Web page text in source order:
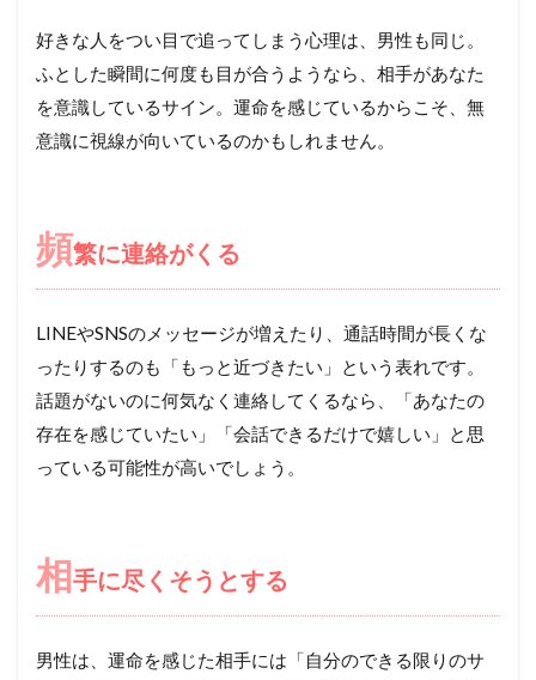
好きな人をつい目で追ってしまう心理は、男性も同じ。
ふとした瞬間に何度も目が合うようなら、相手があなた
を意識しているサイン。運命を感じているからこそ、無
意識に視線が向いているのかもしれません。
頻繁に連絡がくる
LINEやSNSのメッセージが増えたり、通話時間が長くな
ったりするのも「もっと近づきたい」という表れです。
話題がないのに何気なく連絡してくるなら、「あなたの
存在を感じていたい」「会話できるだけで嬉しい」と思
っている可能性が高いでしょう。
相手に尽くそうとする
男性は、運命を感じた相手には「自分のできる限りのサ